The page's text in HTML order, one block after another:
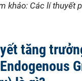
khảo: Các lí thuyết
tăng